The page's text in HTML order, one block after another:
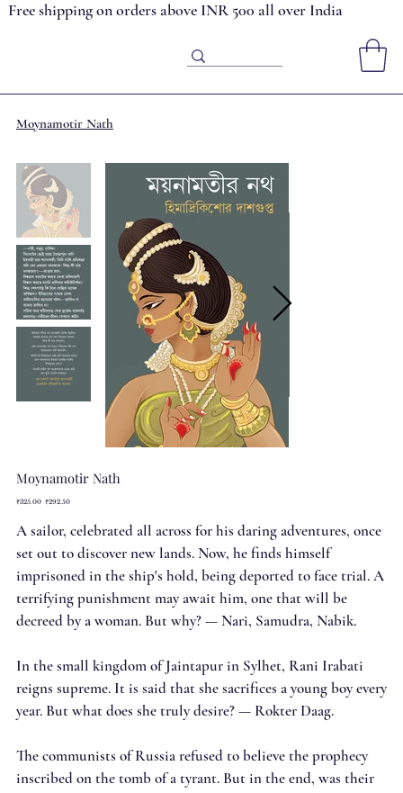
Free shipping on orders above INR 500 all over India
Moynamotir Nath
Moynamotir Nath
Original
₹325.00 Sale
₹292.50
A sailor, celebrated all across for his daring adventures, once
set out to discover new lands. Now, he finds himself
imprisoned in the ship's hold, being deported to face trial. A
terrifying punishment may await him, one that will be
decreed by a woman. But why? — Nari, Samudra, Nabik.
In the small kingdom of Jaintapur in Sylhet, Rani Irabati
reigns supreme. It is said that she sacrifices a young boy every
year. But what does she truly desire? — Rokter Daag.
The communists of Russia refused to believe the prophecy
inscribed on the tomb of a tyrant. But in the end, was their